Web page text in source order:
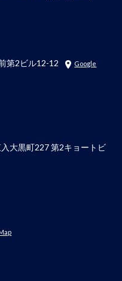
第2ビル12-12
Google
大黒町227 第2キョートビ